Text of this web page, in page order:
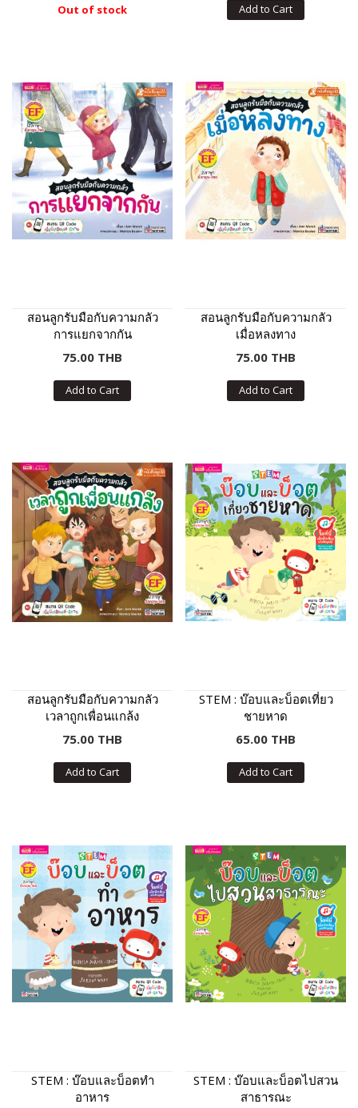
Out of stock Add to Cart
สอนลูกรับมือกับความกลัว
การแยกจากกัน
75.00 THB
Add to Cart
สอนลูกรับมือกับความกลัว
เมื่อหลงทาง
75.00 THB
Add to Cart
สอนลูกรับมือกับความกลัว
เวลาถูกเพื่อนแกล้ง
75.00 THB
Add to Cart
STEM : บ๊อบและบ็อตเที่ยว
ชายหาด
65.00 THB
Add to Cart
STEM : บ๊อบและบ็อตทำ
อาหาร
STEM : บ๊อบและบ็อตไปสวน
สาธารณะ